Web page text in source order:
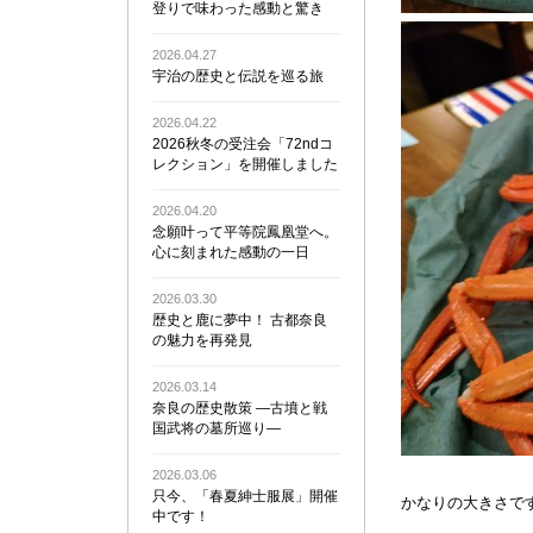
登りで味わった感動と驚き
2026.04.27
宇治の歴史と伝説を巡る旅
2026.04.22
2026秋冬の受注会「72ndコ
レクション」を開催しました
2026.04.20
念願叶って平等院鳳凰堂へ。
心に刻まれた感動の一日
2026.03.30
歴史と鹿に夢中！ 古都奈良
の魅力を再発見
2026.03.14
奈良の歴史散策 ―古墳と戦
国武将の墓所巡り―
2026.03.06
只今、「春夏紳士服展」開催
中です！
かなりの大きさで